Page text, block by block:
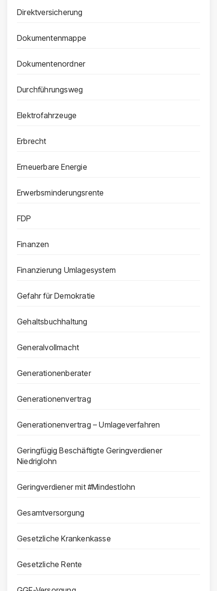
Direktversicherung
Dokumentenmappe
Dokumentenordner
Durchführungsweg
Elektrofahrzeuge
Erbrecht
Erneuerbare Energie
Erwerbsminderungsrente
FDP
Finanzen
Finanzierung Umlagesystem
Gefahr für Demokratie
Gehaltsbuchhaltung
Generalvollmacht
Generationenberater
Generationenvertrag
Generationenvertrag – Umlageverfahren
Geringfügig Beschäftigte Geringverdiener
Niedriglohn
Geringverdiener mit #Mindestlohn
Gesamtversorgung
Gesetzliche Krankenkasse
Gesetzliche Rente